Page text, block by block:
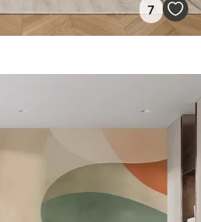
7